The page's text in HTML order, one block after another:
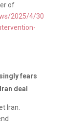
of
2025/4/30
fears
deal
Iran.